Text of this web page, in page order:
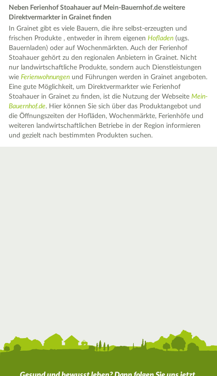
Neben Ferienhof Stoahauer auf Mein-Bauernhof.de weitere
Direktvermarkter in Grainet finden
In Grainet gibt es viele Bauern, die ihre selbst-erzeugten und
frischen Produkte , entweder in ihrem eigenenHofladen (ugs.
Bauernladen) oder auf Wochenmärkten. Auch der Ferienhof
Stoahauer gehört zu den regionalen Anbietern in Grainet. Nicht
nur landwirtschaftliche Produkte, sondern auch Dienstleistungen
wieFerienwohnungen und Führungen werden in Grainet angeboten.
Eine gute Möglichkeit, um Direktvermarkter wie Ferienhof
Stoahauer in Grainet zu finden, ist die Nutzung der WebseiteMein-
Bauernhof.de. Hier können Sie sich über das Produktangebot und
die Öffnungszeiten der Hofläden, Wochenmärkte, Ferienhöfe und
weiteren landwirtschaftlichen Betriebe in der Region informieren
und gezielt nach bestimmten Produkten suchen.